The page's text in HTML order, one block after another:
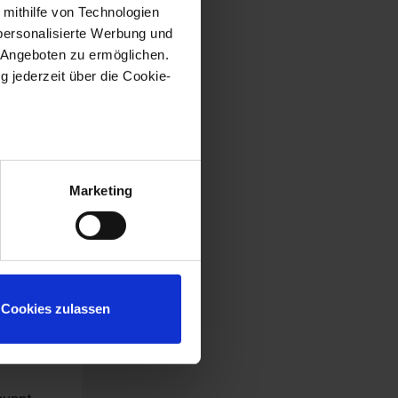
von Technologien
Werbung und
zu ermöglichen.
jederzeit über die Cookie-
sein können
Präferenzen imAbschnitt
anbieten zu können
Verwendung unserer
diese Informationen
Rahmen Ihrer Nutzung
Marketing
Cookies zulassen
in